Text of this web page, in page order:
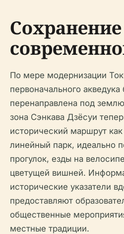
По мере модернизации
первоначального
перенаправлена под
зона Сэнкава Дзёсуи
исторический маршрут
линейный парк, идеально
прогулок, езды на
цветущей вишней.
исторические указатели
предоставляют
общественные
местные традиции.